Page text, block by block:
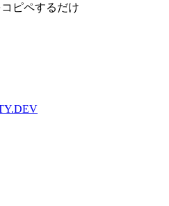
コピペするだけ